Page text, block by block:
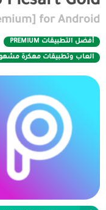
for Android
أفضل التطبيقات PREMIUM
العاب وتطبيقات مهكرة